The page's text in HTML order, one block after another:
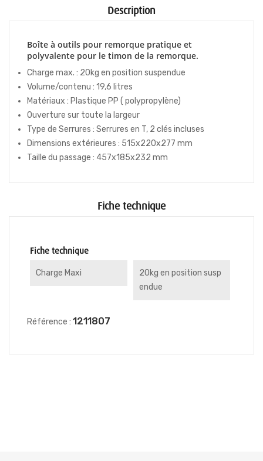
Description
Boîte à outils pour remorque pratique et
polyvalente pour le timon de la remorque.
Charge max. : 20kg en position suspendue
Volume/contenu : 19,6 litres
Matériaux : Plastique PP ( polypropylène)
Ouverture sur toute la largeur
Type de Serrures : Serrures en T, 2 clés incluses
Dimensions extérieures : 515x220x277 mm
Taille du passage : 457x185x232 mm
Fiche technique
Fiche technique
Charge Maxi
20kg en position susp
endue
Référence : 1211807